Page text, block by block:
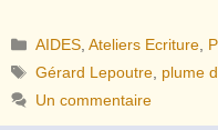
Catégories
AIDES ,Ateliers Ecriture
Étiquettes
Gérard Lepoutre plume
Un commentaire